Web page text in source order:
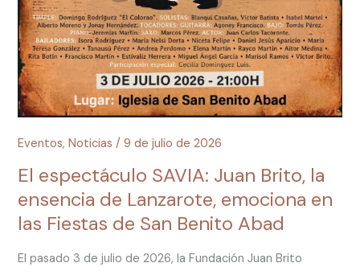
Eventos,Noticias /9 de julio de 2026
El espectáculo SAVIA: Juan Brito, la
ensencia de Lanzarote, emociona en
las Fiestas de San Benito Abad
El pasado 3 de julio de 2026, la Fundación Juan Brito